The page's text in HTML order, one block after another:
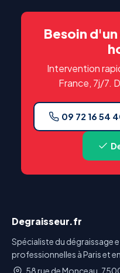
Besoin
Intervention
France, 7j/7.
09 72 16 54
Degraisseur.fr
Spécialiste du dégraissage
professionnelles à Paris et
58 rue de Monceau,